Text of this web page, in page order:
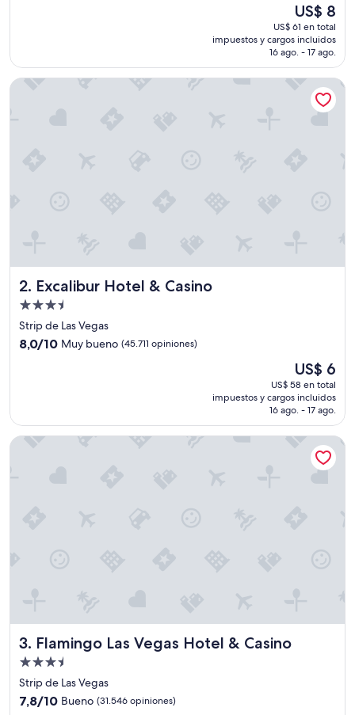
El
precio
actual
es
de
US$ 8
US$ 8
US$ 61 en total
impuestos y cargos incluidos
16 ago. - 17 ago.
2. Excalibur Hotel & Casino
Excalibur Hotel & Casino
Propiedad
de
3.5
estrellas
Strip de Las Vegas
8.0
opiniones)
8,0/10 Muy bueno (45.711 opiniones)
El
precio
actual
es
de
US$ 6
US$ 6
US$ 58 en total
impuestos y cargos incluidos
16 ago. - 17 ago.
Excalibur Hotel & Casino
3. Flamingo Las Vegas Hotel & Casino
Flamingo Las Vegas Hotel & Casino
Propiedad
de
3.5
Strip de Las Vegas
7.8
7,8/10 Bueno (31.546 opiniones)
Flamingo Las Vegas Hotel & Casino